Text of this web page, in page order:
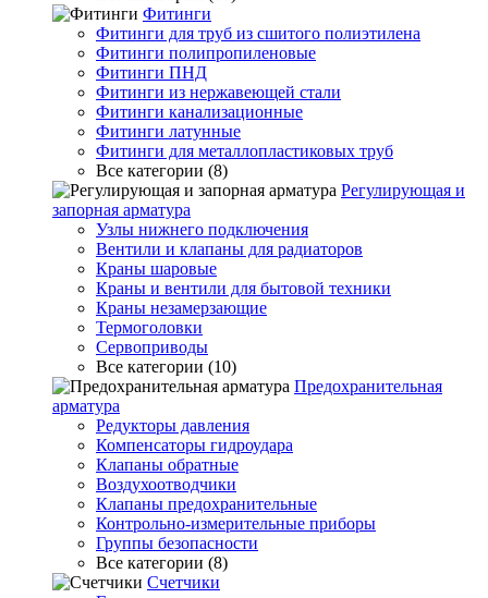
Фитинги
Фитинги для труб из сшитого полиэтилена
Фитинги полипропиленовые
Фитинги ПНД
Фитинги из нержавеющей стали
Фитинги канализационные
Фитинги латунные
Фитинги для металлопластиковых труб
Все категории (8)
Регулирующая и
запорная арматура
Узлы нижнего подключения
Вентили и клапаны для радиаторов
Краны шаровые
Краны и вентили для бытовой техники
Краны незамерзающие
Термоголовки
Сервоприводы
Все категории (10)
Предохранительная
арматура
Редукторы давления
Компенсаторы гидроудара
Клапаны обратные
Воздухоотводчики
Клапаны предохранительные
Контрольно-измерительные приборы
Группы безопасности
Все категории (8)
Счетчики